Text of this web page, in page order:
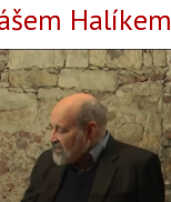
Halíkem